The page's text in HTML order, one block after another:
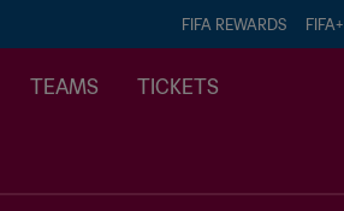
FIFA REWARDS FIFA+
TEAMS TICKETS